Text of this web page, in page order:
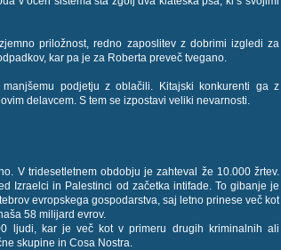
priložnost, redno zaposlitev z dobrimi izgledi za
kar pa je za Roberta preveč tvegano.
podjetju z oblačili. Kitajski konkurenti ga z
delavcem. S tem se izpostavi veliki nevarnosti.
V tridesetletnem obdobju je zahteval že 10.000 žrtev.
Izraelci in Palestinci od začetka intifade. To gibanje je
evropskega gospodarstva, saj letno prinese več kot
58 milijard evrov.
ljudi, kar je več kot v primeru drugih kriminalnih ali
skupine in Cosa Nostra.